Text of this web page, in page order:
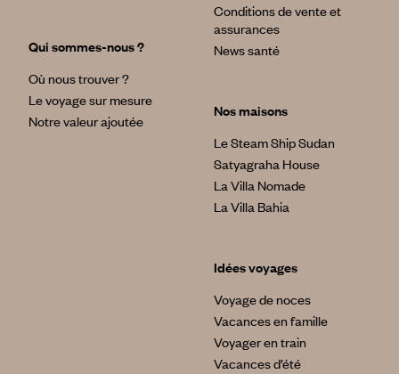
Qui sommes-nous ?
Où nous trouver ?
Le voyage sur mesure
Notre valeur ajoutée
Conditions de vente et
assurances
News santé
Nos maisons
Le Steam Ship Sudan
Satyagraha House
La Villa Nomade
La Villa Bahia
Idées voyages
Voyage de noces
Vacances en famille
Voyager en train
Vacances d’été